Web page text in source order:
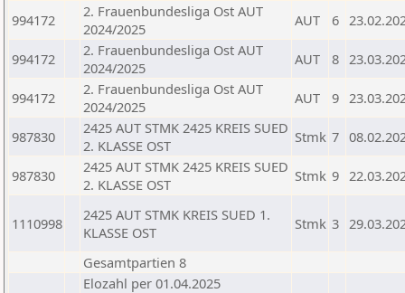
994172
2. Frauenbundesliga Ost AUT
2024/2025
AUT 6
994172
2. Frauenbundesliga Ost AUT
2024/2025
AUT 8
994172
2. Frauenbundesliga Ost AUT
2024/2025
AUT 9
987830
2425 AUT STMK 2425 KREIS SUED
2. KLASSE OST
Stmk 7
987830
2425 AUT STMK 2425 KREIS SUED
2. KLASSE OST
Stmk 9
1110998
2425 AUT STMK KREIS SUED 1.
KLASSE OST
Stmk 3
Gesamtpartien 8
Elozahl per 01.04.2025